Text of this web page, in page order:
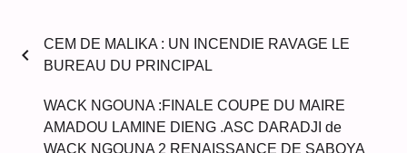
chevron_left
CEM DE MALIKA : UN INCENDIE RAVAGE LE
BUREAU DU PRINCIPAL
WACK NGOUNA :FINALE COUPE DU MAIRE
AMADOU LAMINE DIENG .ASC DARADJI de
WACK NGOUNA 2 RENAISSANCE DE SABOYA